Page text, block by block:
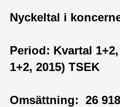
Nyckeltal i
Period: Kvartal
1+2, 2015) TSEK
Omsättning: 26